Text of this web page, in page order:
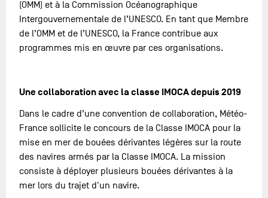
(OMM) et à la Commission Océanographique
Intergouvernementale de l’UNESCO. En tant que Membre
de l’OMM et de l’UNESCO, la France contribue aux
programmes mis en œuvre par ces organisations.
Une collaboration avec la classe IMOCA depuis 2019
Dans le cadre d’une convention de collaboration, Météo-
France sollicite le concours de la Classe IMOCA pour la
mise en mer de bouées dérivantes légères sur la route
des navires armés par la Classe IMOCA. La mission
consiste à déployer plusieurs bouées dérivantes à la
mer lors du trajet d'un navire.